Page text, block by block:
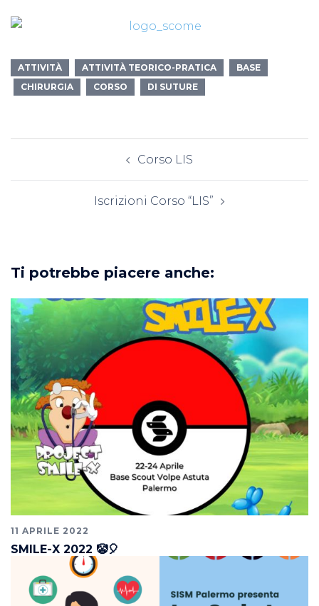
ATTIVITÀ ATTIVITÀ TEORICO-PRATICA
BASE
CHIRURGIA
CORSO DI SUTURE
Corso LIS
Iscrizioni Corso “LIS”
Ti potrebbe piacere anche:
11 APRILE 2022
SMILE-X 2022 🤡🎈